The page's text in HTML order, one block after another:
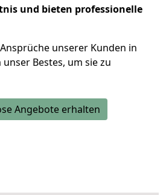
und bieten professionelle
unserer Kunden in
Bestes, um sie zu
Angebote erhalten